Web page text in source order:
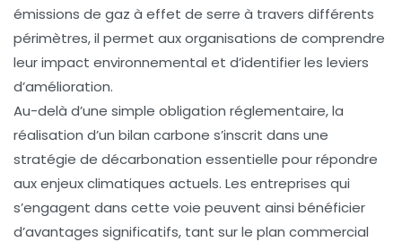
émissions de gaz à effet de serre à travers différents
périmètres, il permet aux organisations de comprendre
leur impact environnemental et d’identifier les leviers
d’amélioration.
Au-delà d’une simple obligation réglementaire, la
réalisation d’un bilan carbone s’inscrit dans une
stratégie de décarbonation essentielle pour répondre
aux enjeux climatiques actuels. Les entreprises qui
s’engagent dans cette voie peuvent ainsi bénéficier
d’avantages significatifs, tant sur le plan commercial